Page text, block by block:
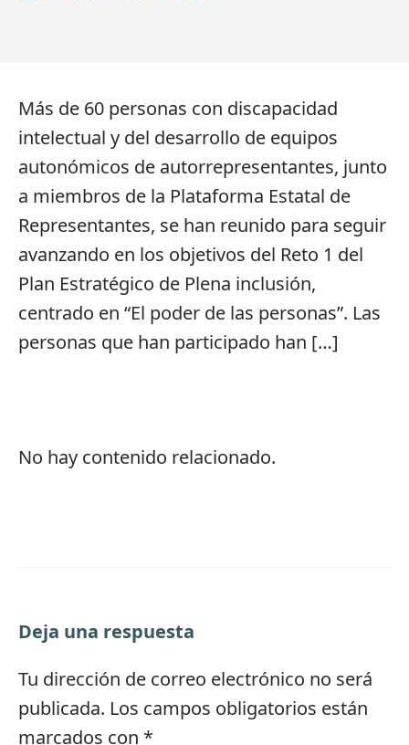
Más de 60 personas con discapacidad
intelectual y del desarrollo de equipos
autonómicos de autorrepresentantes, junto
a miembros de la Plataforma Estatal de
Representantes, se han reunido para seguir
avanzando en los objetivos del Reto 1 del
Plan Estratégico de Plena inclusión,
centrado en “El poder de las personas”. Las
personas que han participado han […]
No hay contenido relacionado.
Deja una respuesta
Tu dirección de correo electrónico no será
publicada. Los campos obligatorios están
marcados con *